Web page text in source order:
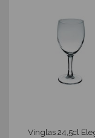
Vinglas 24,5cl